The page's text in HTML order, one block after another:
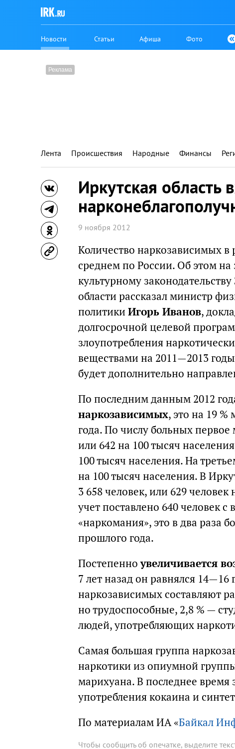
Новости Статьи Афиша Фото
Лента Происшествия Народные Финансы
Иркутская область
9 ноября 2012
Количество наркозависимых в
среднем по России. Об этом
культурному
области рассказал министр
политики Игорь Иванов,
долгосрочной целевой
злоупотребления
веществами на 2011—2013
будет дополнительно
По последним данным 2012
наркозависимых, это на 19
года. По числу больных
или 642 на 100 тысяч
100 тысяч населения. На
на 100 тысяч населения. В
3 658 человек, или 629 человек
учет поставлено 640 человек
«наркомания», это в два раза
прошлого года.
Постепенноувеличивается
7 лет назад он равнялся
наркозависимых составляют
но трудоспособные, 2,8 % —
людей, употребляющих
Cамая большая группа
наркотики из опиумной
марихуана. В последнее
употребления кокаина и
По материалам ИА «Байкал
Чтобы сообщить об опечатке, выделите